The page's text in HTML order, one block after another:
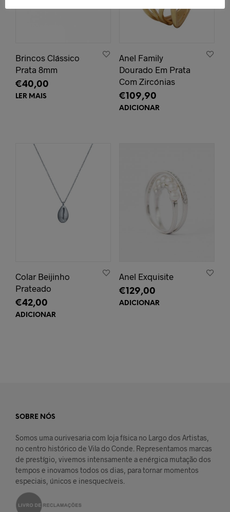
Brincos Clássico
Prata 8mm
€40,00
LER MAIS
Anel Family
Dourado Em Prata
Com Zircónias
€109,90
ADICIONAR
Colar Beijinho
Prateado
€42,00
ADICIONAR
Anel Exquisite
€129,00
ADICIONAR
SOBRE NÓS
Somos uma ourivesaria com loja física no Largo dos Artistas,
no centro histórico de Vila do Conde. Representamos marcas
de prestígio, vivemos intensamente a enérgica mutação dos
tempos e inovamos todos os dias, para tornar momentos
especiais, únicos e inesquecíveis.